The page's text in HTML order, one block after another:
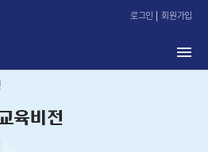
로그인 회원가입
육비전